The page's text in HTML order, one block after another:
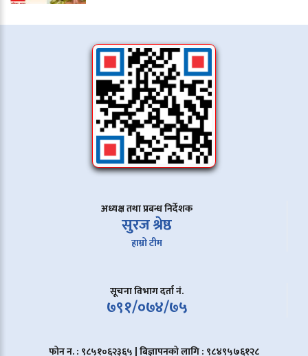
अध्यक्ष तथा प्रबन्ध निर्देशक
सुरज श्रेष्ठ
हाम्रो टीम
सूचना विभाग दर्ता नं.
७९१/०७४/७५
फोन न. : ९८५१०६२३६५ | बिज्ञापनको लागि : ९८४९५७६१२८